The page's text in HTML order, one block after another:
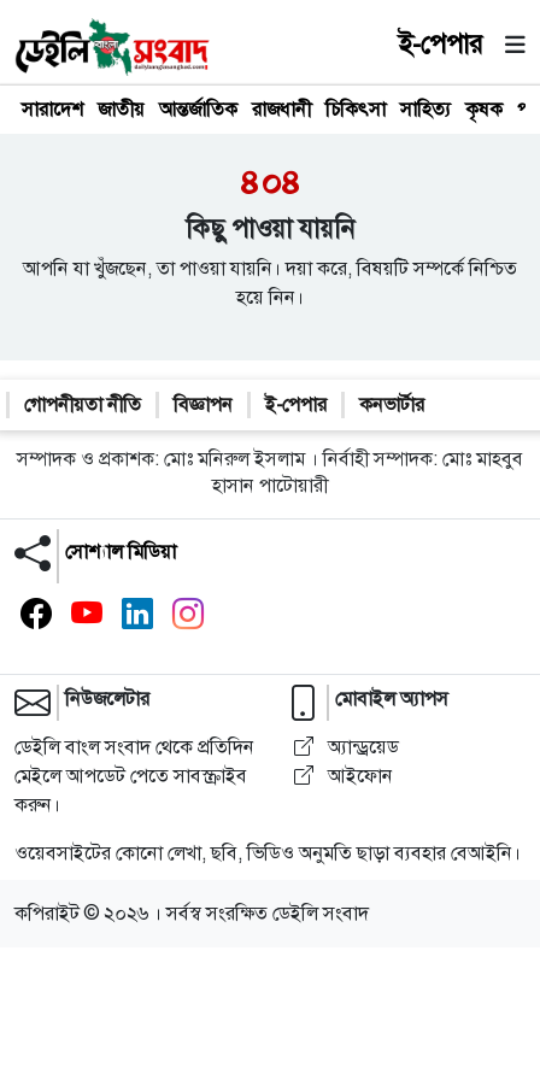
ই-পেপার
সারাদেশ জাতীয় আন্তর্জাতিক রাজধানী চিকিৎসা সাহিত্য কৃষক
৪০৪
কিছু পাওয়া যায়নি
আপনি যা খুঁজছেন, তা পাওয়া যায়নি। দয়া করে, বিষয়টি সম্পর্কে নিশ্চিত
হয়ে নিন।
গোপনীয়তা নীতি বিজ্ঞাপন ই-পেপার কনভার্টার
সম্পাদক ও প্রকাশক: মোঃ মনিরুল ইসলাম । নির্বাহী সম্পাদক: মোঃ মাহবুব
হাসান পাটোয়ারী
সোশ্যাল মিডিয়া
নিউজলেটার
ডেইলি বাংল সংবাদ থেকে প্রতিদিন
মেইলে আপডেট পেতে সাবস্ক্রাইব
করুন।
মোবাইল অ্যাপস
অ্যান্ড্রয়েড
আইফোন
ওয়েবসাইটের কোনো লেখা, ছবি, ভিডিও অনুমতি ছাড়া ব্যবহার বেআইনি।
কপিরাইট © ২০২৬ । সর্বস্ব সংরক্ষিত ডেইলি সংবাদ